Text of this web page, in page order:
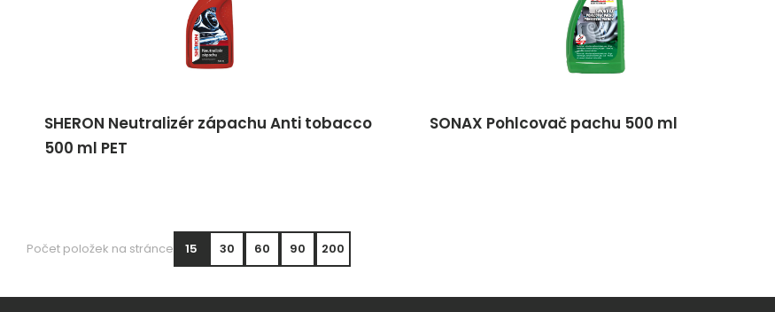
SHERON Neutralizér zápachu Anti tobacco
500 ml PET
SONAX Pohlcovač pachu 500 ml
Počet položek na stránce 15 30 60 90 200